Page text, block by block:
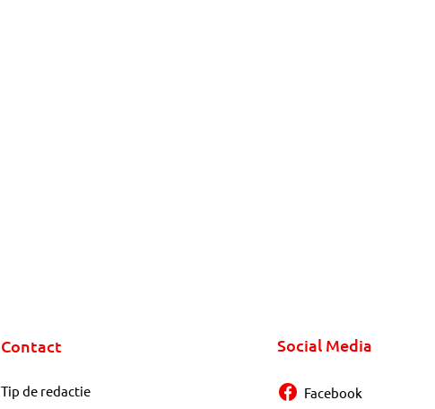
Contact
Tip de redactie
Social Media
Facebook